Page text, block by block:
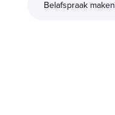
Belafspraak maken